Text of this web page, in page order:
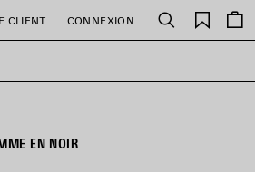
CLIENT CONNEXION Rechercher
EN NOIR